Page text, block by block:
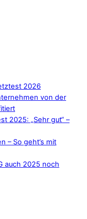
2026
von der
2025: „Sehr gut“ –
– So geht’s mit
auch 2025 noch